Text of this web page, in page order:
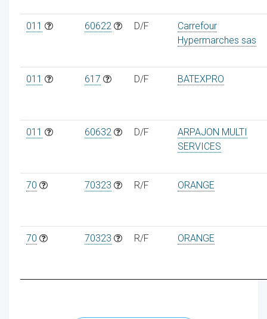
011 60622 D/F
Carrefour
Hypermarches sas
011 617 D/F BATEXPRO
011 60632 D/F
ARPAJON MULTI
SERVICES
70 70323 R/F ORANGE
70 70323 R/F ORANGE